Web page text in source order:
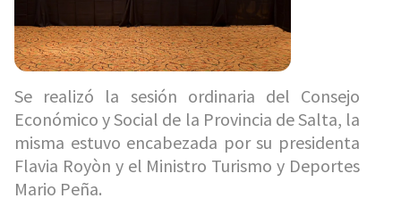
Se realizó la sesión ordinaria del Consejo
Económico y Social de la Provincia de Salta, la
misma estuvo encabezada por su presidenta
Flavia Royòn y el Ministro Turismo y Deportes
Mario Peña.